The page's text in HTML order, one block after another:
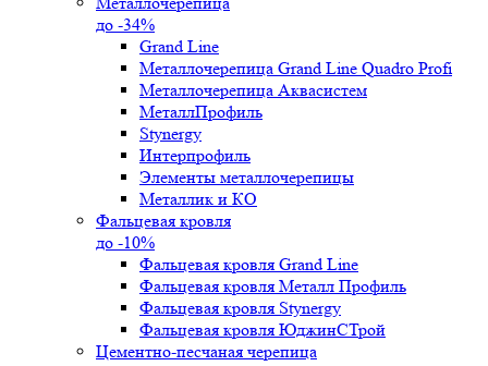
до -34%
Grand Line
Металлочерепица Grand Line Quadro Profi
Металлочерепица Аквасистем
МеталлПрофиль
Stynergy
Интерпрофиль
Элементы металлочерепицы
Металлик и КО
Фальцевая кровля
до -10%
Фальцевая кровля Grand Line
Фальцевая кровля Металл Профиль
Фальцевая кровля Stynergy
Фальцевая кровля ЮджинСТрой
Цементно-песчаная черепица